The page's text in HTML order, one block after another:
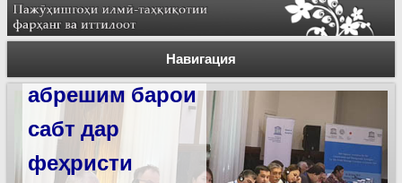
Навигация
Силсилаи
ёдгориҳои роҳи
абрешим барои
сабт дар
феҳристи